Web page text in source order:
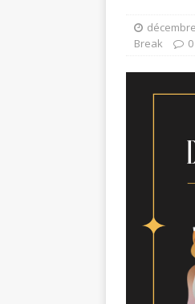
Break
0